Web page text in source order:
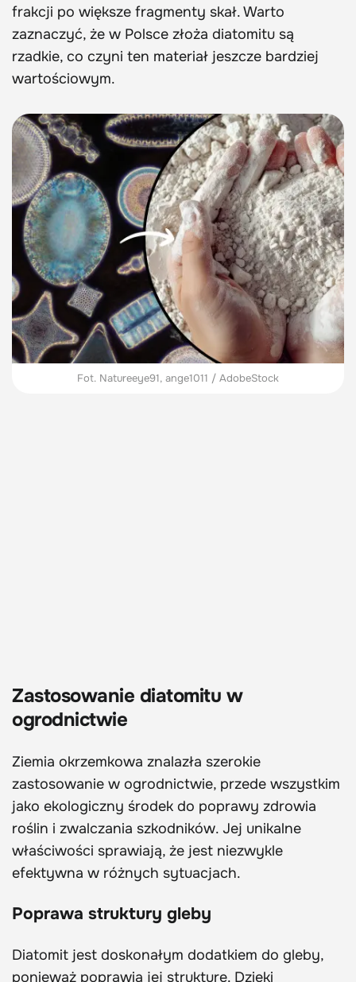
frakcji po większe fragmenty skał. Warto
zaznaczyć, że w Polsce złoża diatomitu są
rzadkie, co czyni ten materiał jeszcze bardziej
wartościowym.
Fot. Natureeye91, ange1011 / AdobeStock
Zastosowanie diatomitu w
ogrodnictwie
Ziemia okrzemkowa znalazła szerokie
zastosowanie w ogrodnictwie, przede wszystkim
jako ekologiczny środek do poprawy zdrowia
roślin i zwalczania szkodników. Jej unikalne
właściwości sprawiają, że jest niezwykle
efektywna w różnych sytuacjach.
Poprawa struktury gleby
Diatomit jest doskonałym dodatkiem do gleby,
ponieważ poprawia jej strukturę. Dzięki